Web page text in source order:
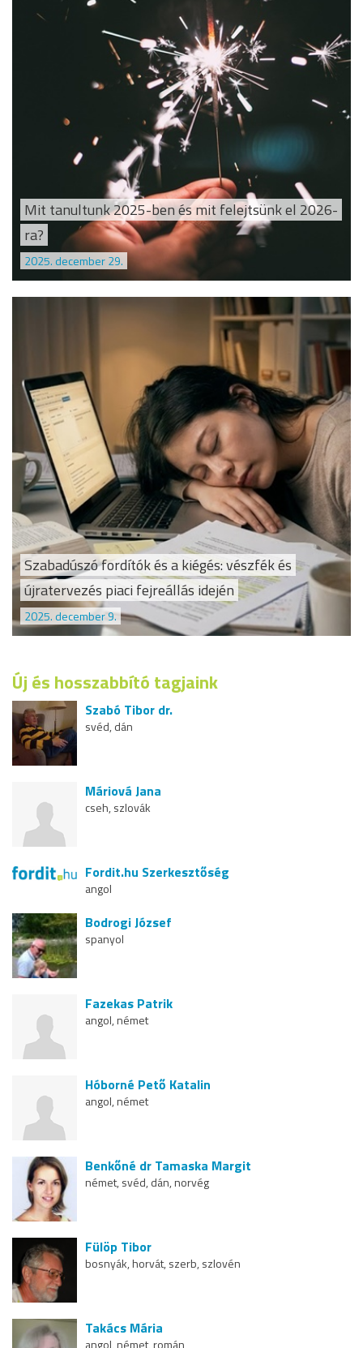
Mit tanultunk 2025-ben és mit felejtsünk el 2026-
ra?
2025. december 29.
Szabadúszó fordítók és a kiégés: vészfék és
újratervezés piaci fejreállás idején
2025. december 9.
Új és hosszabbító tagjaink
Szabó Tibor dr.
svéd, dán
Máriová Jana
cseh, szlovák
Fordit.hu Szerkesztőség
angol
Bodrogi József
spanyol
Fazekas Patrik
angol, német
Hóborné Pető Katalin
angol, német
Benkőné dr Tamaska Margit
német, svéd, dán, norvég
Fülöp Tibor
bosnyák, horvát, szerb, szlovén
Takács Mária
angol, német, román